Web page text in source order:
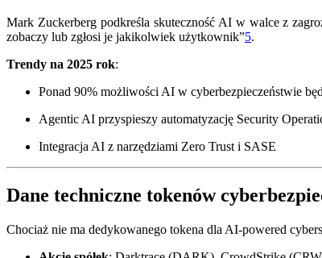
Mark Zuckerberg podkreśla skuteczność AI w walce z
zobaczy lub zgłosi je jakikolwiek użytkownik”5.
Trendy na 2025 rok:
Ponad 90% możliwości AI w cyberbezpieczeństwie
Agentic AI przyspieszy automatyzację Security
Integracja AI z narzędziami Zero Trust i SASE
Dane techniczne tokenów
Chociaż nie ma dedykowanego tokena dla AI-powered